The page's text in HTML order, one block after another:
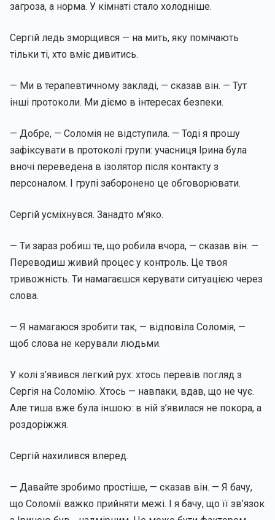
загроза, а норма. У кімнаті стало холодніше.
Сергій ледь зморщився — на мить, яку помічають
тільки ті, хто вміє дивитись.
— Ми в терапевтичному закладі, — сказав він. — Тут
інші протоколи. Ми діємо в інтересах безпеки.
— Добре, — Соломія не відступила. — Тоді я прошу
зафіксувати в протоколі групи: учасниця Ірина була
вночі переведена в ізолятор після контакту з
персоналом. І групі заборонено це обговорювати.
Сергій усміхнувся. Занадто м’яко.
— Ти зараз робиш те, що робила вчора, — сказав він. —
Переводиш живий процес у контроль. Це твоя
тривожність. Ти намагаєшся керувати ситуацією через
слова.
— Я намагаюся зробити так, — відповіла Соломія, —
щоб слова не керували людьми.
У колі з’явився легкий рух: хтось перевів погляд з
Сергія на Соломію. Хтось — навпаки, вдав, що не чує.
Але тиша вже була іншою: в ній з’явилася не покора, а
роздоріжжя.
Сергій нахилився вперед.
— Давайте зробимо простіше, — сказав він. — Я бачу,
що Соломії важко прийняти межі. І я бачу, що її зв’язок